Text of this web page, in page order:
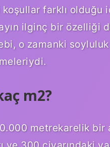
farklı olduğu
ilginç bir özelliği
o zamanki
m2?
metrekarelik bir